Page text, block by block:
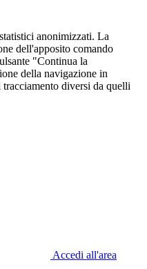
anonimizzati. La
dell'apposito comando
"Continua la
della navigazione in
diversi da quelli
Accedi all'area